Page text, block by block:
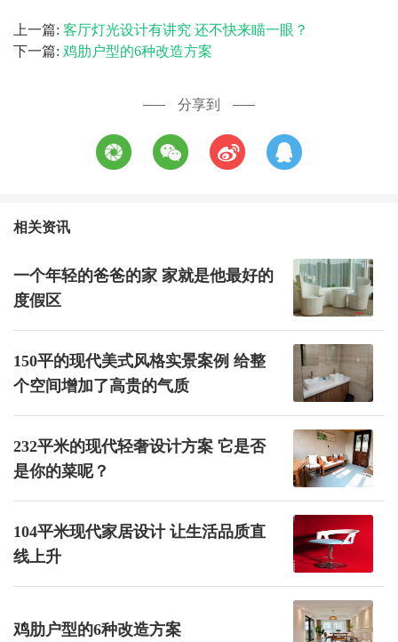
上一篇: 客厅灯光设计有讲究 还不快来瞄一眼？
下一篇: 鸡肋户型的6种改造方案
分享到
相关资讯
一个年轻的爸爸的家 家就是他最好的
度假区
150平的现代美式风格实景案例 给整
个空间增加了高贵的气质
232平米的现代轻奢设计方案 它是否
是你的菜呢？
104平米现代家居设计 让生活品质直
线上升
鸡肋户型的6种改造方案